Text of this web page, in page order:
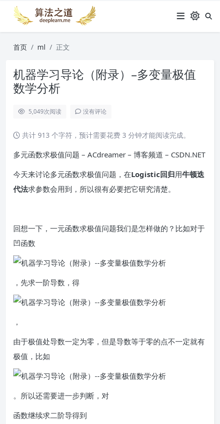
首页 ml 正文
机器学习导论（附录）–多变量极值
数学分析
5,049次阅读 没有评论
共计 913 个字符，预计需要花费 3 分钟才能阅读完成。
多元函数求极值问题 – ACdreamer – 博客频道 – CSDN.NET
今天来讨论多元函数求极值问题，在Logistic回归用牛顿迭
代法求参数会用到，所以很有必要把它研究清楚。
回想一下，一元函数求极值问题我们是怎样做的？比如对于
凹函数
，先求一阶导数，得
，
由于极值处导数一定为零，但是导数等于零的点不一定就有
极值，比如
。所以还需要进一步判断，对
函数继续求二阶导得到